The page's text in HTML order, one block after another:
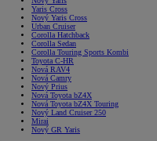
Yaris Cross
Nový Yaris Cross
Urban Cruiser
Corolla Hatchback
Corolla Sedan
Corolla Touring Sports Kombi
Toyota C-HR
Nová RAV4
Nová Camry
Nový Prius
Nová Toyota bZ4X
Nová Toyota bZ4X Touring
Nový Land Cruiser 250
Mirai
Nový GR Yaris